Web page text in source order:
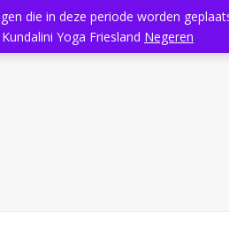
Yoga Massage Rooster
die in deze periode worden
Yoga Friesland Negeren